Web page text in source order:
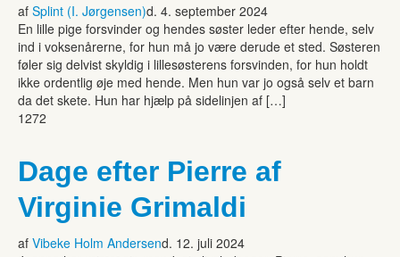
af Splint (I. Jørgensen)d. 4. september 2024
En lille pige forsvinder og hendes søster leder efter hende, selv
ind i voksenårerne, for hun må jo være derude et sted. Søsteren
føler sig delvist skyldig i lillesøsterens forsvinden, for hun holdt
ikke ordentlig øje med hende. Men hun var jo også selv et barn
da det skete. Hun har hjælp på sidelinjen af […]
1272
Dage efter Pierre af
Virginie Grimaldi
af Vibeke Holm Andersend. 12. juli 2024